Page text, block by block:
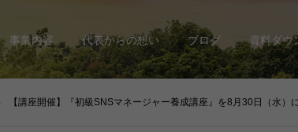
事業内容 代表からの想い ブログ 資料ダウ
【講座開催】『初級SNSマネージャー養成講座』を8月30日（水）